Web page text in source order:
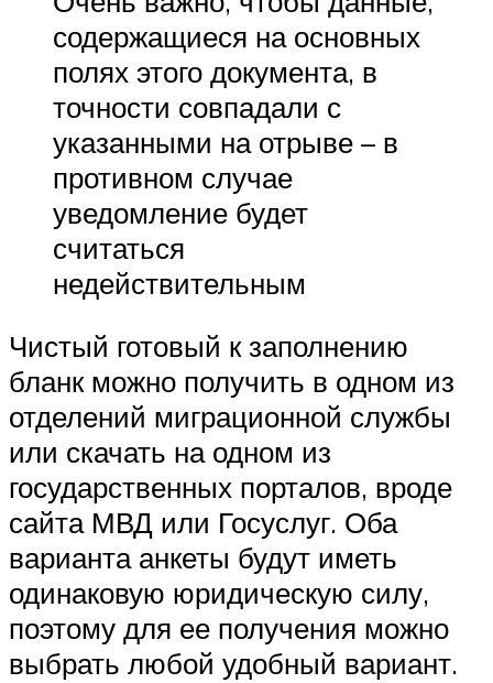
содержащиеся на основных
полях этого документа, в
точности совпадали с
указанными на отрыве – в
противном случае
уведомление будет
считаться
недействительным
Чистый готовый к заполнению
бланк можно получить в одном из
отделений миграционной службы
или скачать на одном из
государственных порталов, вроде
сайта МВД или Госуслуг. Оба
варианта анкеты будут иметь
одинаковую юридическую силу,
поэтому для ее получения можно
выбрать любой удобный вариант.